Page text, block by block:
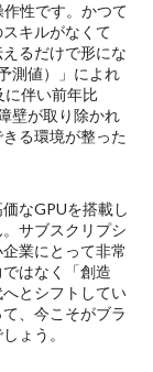
性です。かつて
キルがなくて
るだけで形にな
測値）」によれ
伴い前年比
壁が取り除かれ
る環境が整った
なGPUを搭載し
サブスクリプシ
業にとって非常
はなく「創造
とシフトしてい
、今こそがブラ
ょう。